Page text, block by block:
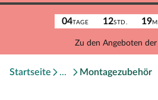
04TAGE 12STD. 19
Zu den Angeboten
Startseite Montagezubehör